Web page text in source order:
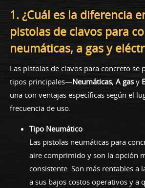
1. ¿Cuál es la diferencia
pistolas de clavos para
neumáticas, a gas y
Las pistolas de clavos para concreto se
tipos principales—Neumáticas, A gas y
una con ventajas específicas según el
frecuencia de uso.
Tipo Neumático
Las pistolas neumáticas para
aire comprimido y son la opción
consistente. Son más rentables a
a sus bajos costos operativos y a